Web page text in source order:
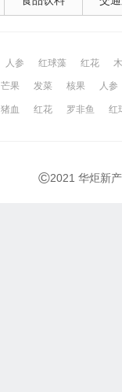
人参 红球藻 红花
芒果 发菜 核果 人参
猪血 红花 罗非鱼 红
©2021 华炬新